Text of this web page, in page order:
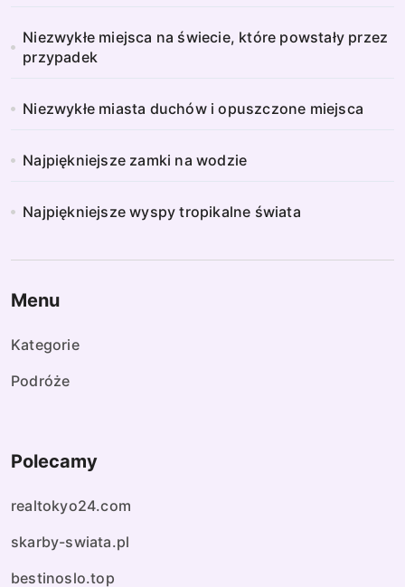
Niezwykłe miejsca na świecie, które powstały przez
przypadek
Niezwykłe miasta duchów i opuszczone miejsca
Najpiękniejsze zamki na wodzie
Najpiękniejsze wyspy tropikalne świata
Menu
Kategorie
Podróże
Polecamy
realtokyo24.com
skarby-swiata.pl
bestinoslo.top